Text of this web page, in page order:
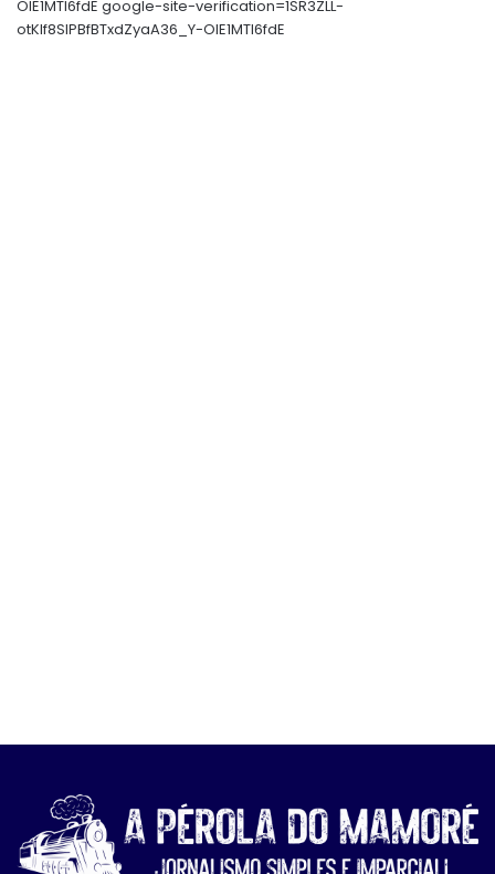
OIE1MTl6fdE google-site-verification=1SR3ZLL-
otKIf8SlPBfBTxdZyaA36_Y-OIE1MTl6fdE